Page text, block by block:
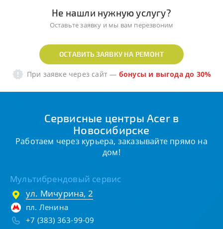
Не нашли нужную услугу?
Оставьте заявку и мы вам перезвоним
ОСТАВИТЬ ЗАЯВКУ НА РЕМОНТ
При заявке через сайт — бонусы и выгода до 30%
Сервисные центры Acer в
Новосибирске
Работаем через курьера, заказывайте прямо на
дом!
Мультибрендовый сервис
ул. Мичурина, 2
пл. Ленина
+7 (383) 363-99-09